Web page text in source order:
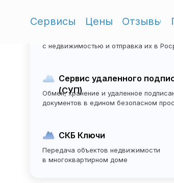
Цены Отзывы
СервисыЭлектронная регистрация
с недвижимостью и отправка их в
Сервис удаленного
(СУП)
Обмен, хранение и удаленное
документов в едином безопасном
СКБ Ключи
Передача объектов недвижимости
в многоквартирном доме